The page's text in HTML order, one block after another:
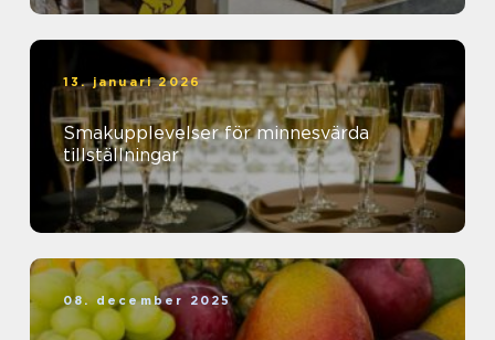
13. januari 2026
Smakupplevelser för minnesvärda
tillställningar
08. december 2025